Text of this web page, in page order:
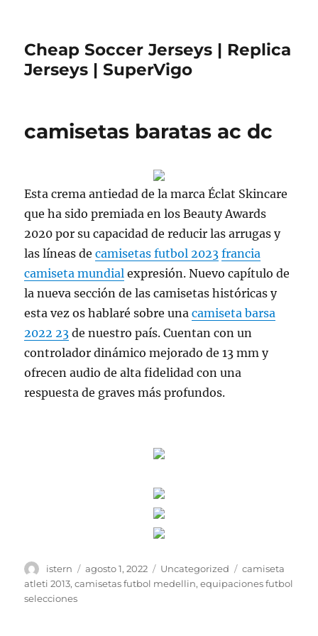
Cheap Soccer Jerseys | Replica
Jerseys | SuperVigo
camisetas baratas ac dc
Esta crema antiedad de la marca Éclat Skincare
que ha sido premiada en los Beauty Awards
2020 por su capacidad de reducir las arrugas y
las líneas decamisetas futbol 2023 francia
camiseta mundial expresión. Nuevo capítulo de
la nueva sección de las camisetas históricas y
esta vez os hablaré sobre unacamiseta barsa
2022 23 de nuestro país. Cuentan con un
controlador dinámico mejorado de 13 mm y
ofrecen audio de alta fidelidad con una
respuesta de graves más profundos.
Autor
istern
Publicado
el
agosto 1, 2022 Categorías
Uncategorized Etiquetas
camiseta
atleti 2013,camisetas futbol medellin,equipaciones futbol
selecciones